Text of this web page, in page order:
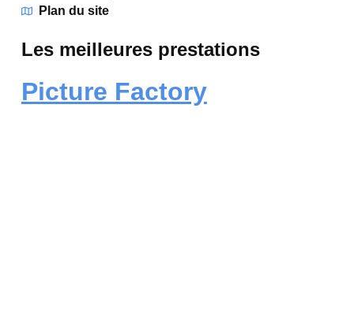
Picture Factory
Plan du site
Les meilleures prestations